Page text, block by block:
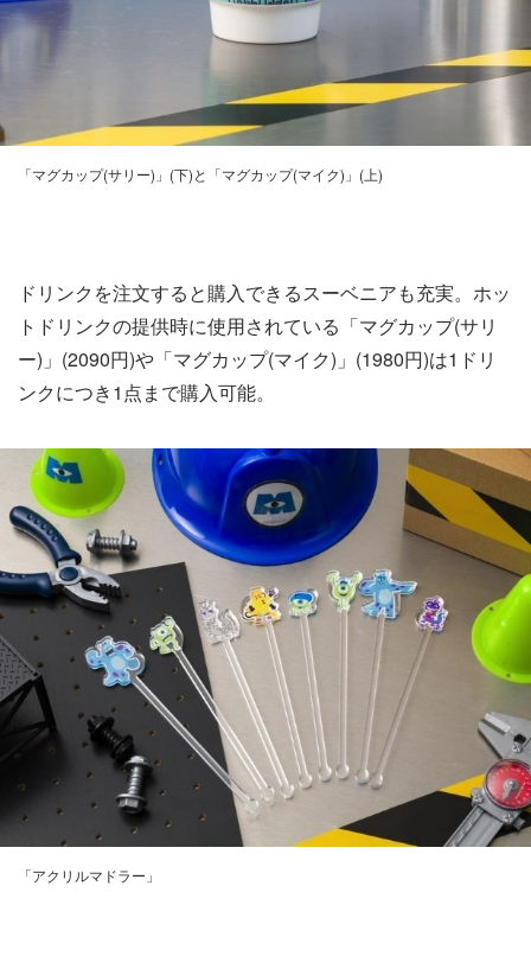
「マグカップ(サリー)」(下)と「マグカップ(マイク)」(上)
ドリンクを注文すると購入できるスーベニアも充実。ホッ
トドリンクの提供時に使用されている「マグカップ(サリ
ー)」(2090円)や「マグカップ(マイク)」(1980円)は1ドリ
ンクにつき1点まで購入可能。
「アクリルマドラー」